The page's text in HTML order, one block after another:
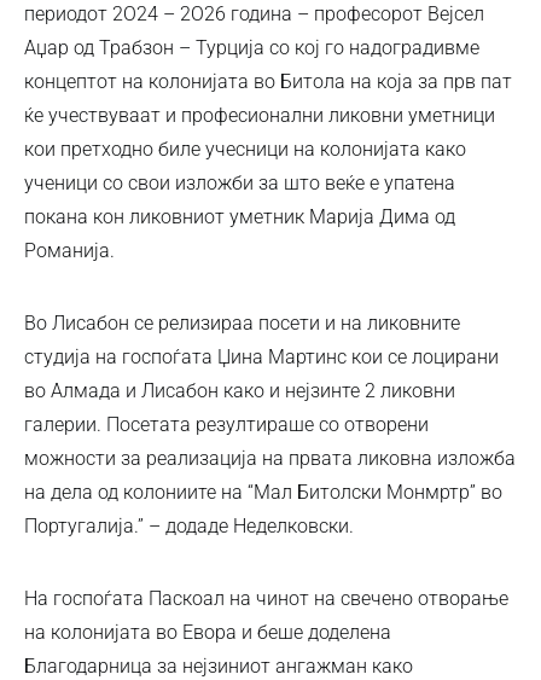
периодот 2О24 – 2О26 година – професорот Вејсел
Аџар од Трабзон – Турција со кој го надоградивме
концептот на колонијата во Битола на која за прв пат
ќе учествуваат и професионални ликовни уметници
кои претходно биле учесници на колонијата како
ученици со свои изложби за што веќе е упатена
покана кон ликовниот уметник Марија Дима од
Романија.
Во Лисабон се релизираа посети и на ликовните
студија на госпоѓата Џина Мартинс кои се лоцирани
во Алмада и Лисабон како и нејзинте 2 ликовни
галерии. Посетата резултираше со отворени
можности за реализација на првата ликовна изложба
на дела од колониите на “Мал Битолски Монмртр” во
Португалија.” – додаде Неделковски.
На госпоѓата Паскоал на чинот на свечено отворање
на колонијата во Евора и беше доделена
Благодарница за нејзиниот ангажман како